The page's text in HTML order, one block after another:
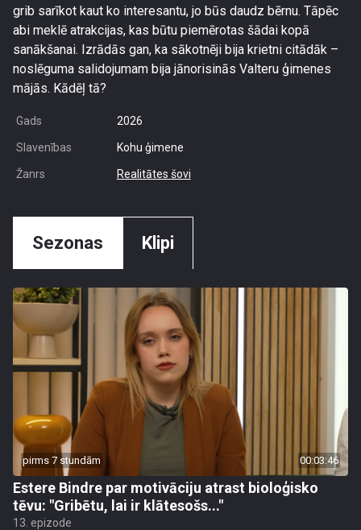
grib sarīkot kaut ko interesantu, jo būs daudz bērnu. Tāpēc
abi meklē atrakcijas, kas būtu piemērotas šādai kopā
sanākšanai. Izrādās gan, ka sākotnēji bija krietni citādāk –
noslēguma salidojumam bija jānorisinās Valteru ģimenes
mājās. Kādēļ tā?
Gads 2026
Slavenības Kohu ģimene
Žanrs Realitātes šovi
Sezonas Klipi
pirms 7 stundām 00:03:46
Estere Bindre par motivāciju atrast bioloģisko
tēvu: "Gribētu, lai ir klātesošs..."
13. epizode